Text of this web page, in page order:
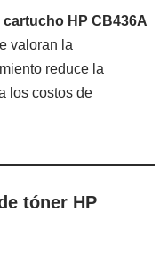
cartucho HP CB436A
valoran la
reduce la
los costos de
tóner HP